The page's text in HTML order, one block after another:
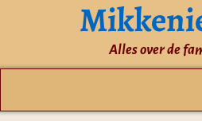
Alles over de